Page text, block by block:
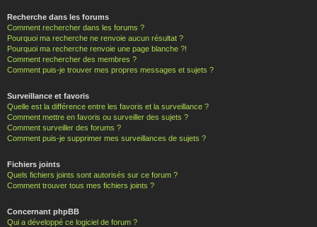
Recherche dans les forums
Comment rechercher dans les forums ?
Pourquoi ma recherche ne renvoie aucun résultat ?
Pourquoi ma recherche renvoie une page blanche ?!
Comment rechercher des membres ?
Comment puis-je trouver mes propres messages et sujets ?
Surveillance et favoris
Quelle est la différence entre les favoris et la surveillance ?
Comment mettre en favoris ou surveiller des sujets ?
Comment surveiller des forums ?
Comment puis-je supprimer mes surveillances de sujets ?
Fichiers joints
Quels fichiers joints sont autorisés sur ce forum ?
Comment trouver tous mes fichiers joints ?
Concernant phpBB
Qui a développé ce logiciel de forum ?